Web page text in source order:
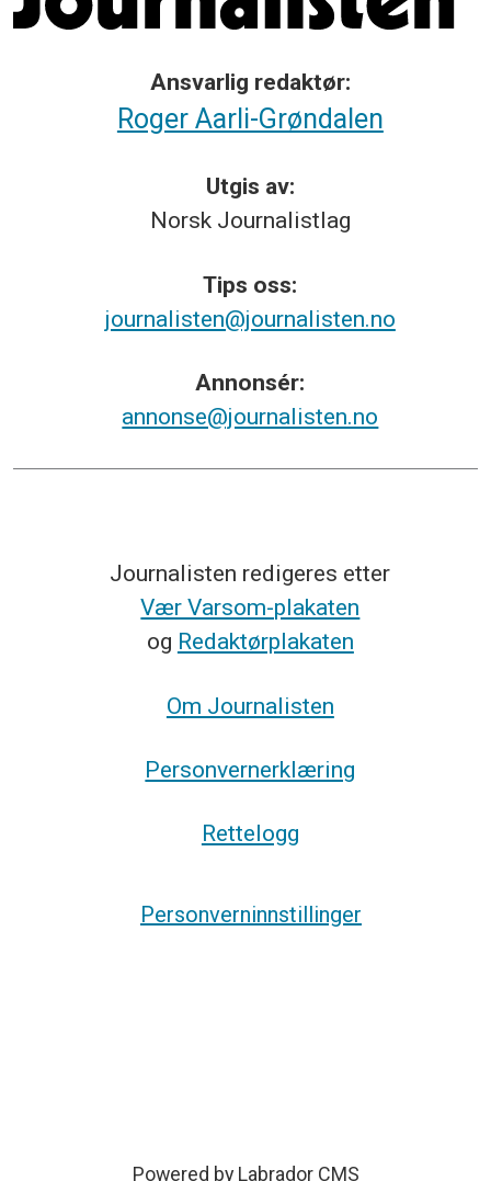
Ansvarlig redaktør:
Roger Aarli-Grøndalen
Utgis av:
Norsk Journalistlag
Tips oss:
journalisten@journalisten.no
Annonsér:
annonse@journalisten.no
Journalisten redigeres etter
Vær Varsom-plakaten
og Redaktørplakaten
Om Journalisten
Personvernerklæring
Rettelogg
Personverninnstillinger
Powered by Labrador CMS